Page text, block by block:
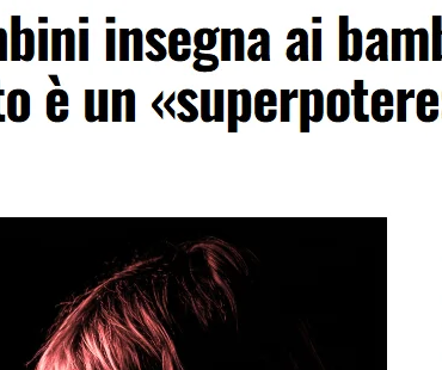
l’Aborto Insegnato come un “Superpotere”.